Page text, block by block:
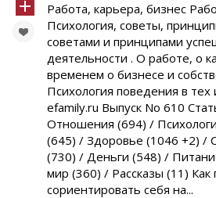
Работа, карьера, бизнес
Психология, советы,
советами и принципами
деятельности . О работе, о
временем о бизнесе и
Психология поведения в тех
efamily.ru Выпуск No 610
Отношения (694) /
(645) / Здоровье (1046 +2) /
(730) / Деньги (548) /
мир (360) / Рассказы (11) Как
сориентировать себя на...